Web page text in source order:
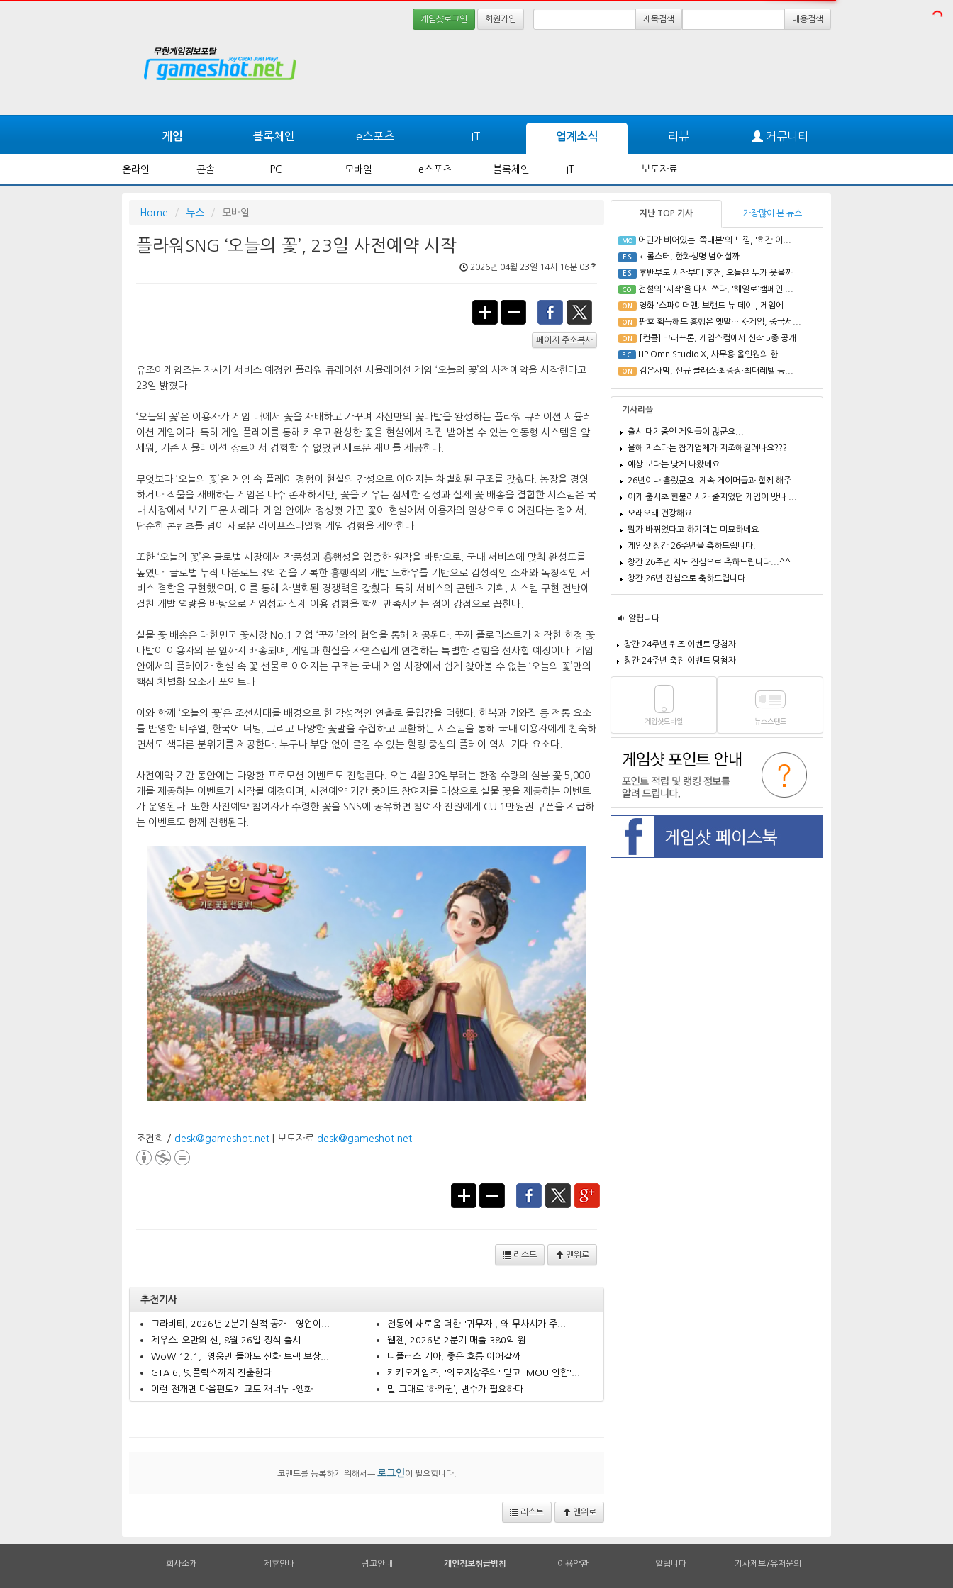
게임샷로그인 회원가입 제목검색 내용검색
게임 블록체인 e스포츠 IT 업계소식 리뷰 커뮤니티
온라인 콘솔 PC 모바일 e스포츠 블록체인 IT 보도자료
Home 뉴스 모바일
플라워SNG ‘오늘의 꽃’, 23일 사전예약 시작
2026년 04월 23일 14시 16분 03초
페이지 주소복사
유조이게임즈는 자사가 서비스 예정인 플라워 큐레이션 시뮬레이션 게임 ‘오늘의 꽃’의 사전예약을 시작한다고
23일 밝혔다.
‘오늘의 꽃’은 이용자가 게임 내에서 꽃을 재배하고 가꾸며 자신만의 꽃다발을 완성하는 플라워 큐레이션 시뮬레
이션 게임이다. 특히 게임 플레이를 통해 키우고 완성한 꽃을 현실에서 직접 받아볼 수 있는 연동형 시스템을 앞
세워, 기존 시뮬레이션 장르에서 경험할 수 없었던 새로운 재미를 제공한다.
무엇보다 ‘오늘의 꽃’은 게임 속 플레이 경험이 현실의 감성으로 이어지는 차별화된 구조를 갖췄다. 농장을 경영
하거나 작물을 재배하는 게임은 다수 존재하지만, 꽃을 키우는 섬세한 감성과 실제 꽃 배송을 결합한 시스템은 국
내 시장에서 보기 드문 사례다. 게임 안에서 정성껏 가꾼 꽃이 현실에서 이용자의 일상으로 이어진다는 점에서,
단순한 콘텐츠를 넘어 새로운 라이프스타일형 게임 경험을 제안한다.
또한 ‘오늘의 꽃’은 글로벌 시장에서 작품성과 흥행성을 입증한 원작을 바탕으로, 국내 서비스에 맞춰 완성도를
높였다. 글로벌 누적 다운로드 3억 건을 기록한 흥행작의 개발 노하우를 기반으로 감성적인 소재와 독창적인 서
비스 결합을 구현했으며, 이를 통해 차별화된 경쟁력을 갖췄다. 특히 서비스와 콘텐츠 기획, 시스템 구현 전반에
걸친 개발 역량을 바탕으로 게임성과 실제 이용 경험을 함께 만족시키는 점이 강점으로 꼽힌다.
실물 꽃 배송은 대한민국 꽃시장 No.1 기업 ‘꾸까’와의 협업을 통해 제공된다. 꾸까 플로리스트가 제작한 한정 꽃
다발이 이용자의 문 앞까지 배송되며, 게임과 현실을 자연스럽게 연결하는 특별한 경험을 선사할 예정이다. 게임
안에서의 플레이가 현실 속 꽃 선물로 이어지는 구조는 국내 게임 시장에서 쉽게 찾아볼 수 없는 ‘오늘의 꽃’만의
핵심 차별화 요소가 포인트다.
이와 함께 ‘오늘의 꽃’은 조선시대를 배경으로 한 감성적인 연출로 몰입감을 더했다. 한복과 기와집 등 전통 요소
를 반영한 비주얼, 한국어 더빙, 그리고 다양한 꽃말을 수집하고 교환하는 시스템을 통해 국내 이용자에게 친숙하
면서도 색다른 분위기를 제공한다. 누구나 부담 없이 즐길 수 있는 힐링 중심의 플레이 역시 기대 요소다.
사전예약 기간 동안에는 다양한 프로모션 이벤트도 진행된다. 오는 4월 30일부터는 한정 수량의 실물 꽃 5,000
개를 제공하는 이벤트가 시작될 예정이며, 사전예약 기간 중에도 참여자를 대상으로 실물 꽃을 제공하는 이벤트
가 운영된다. 또한 사전예약 참여자가 수령한 꽃을 SNS에 공유하면 참여자 전원에게 CU 1만원권 쿠폰을 지급하
는 이벤트도 함께 진행된다.
조건희 / desk@gameshot.net | 보도자료 desk@gameshot.net
리스트 맨위로
추천기사
그라비티, 2026년 2분기 실적 공개…영업이...
제우스: 오만의 신, 8월 26일 정식 출시
WoW 12.1, '영웅만 돌아도 신화 트랙 보상...
GTA 6, 넷플릭스까지 진출한다
이런 전개면 다음편도? '교토 재너두 -앵화...
전통에 새로움 더한 '귀무자', 왜 무사시가 주...
웹젠, 2026년 2분기 매출 380억 원
디플러스 기아, 좋은 흐름 이어갈까
카카오게임즈, '외모지상주의' 딛고 'MOU 연합'...
말 그대로 ‘하위권’, 변수가 필요하다
코멘트를 등록하기 위해서는 로그인이 필요합니다.
리스트 맨위로
지난 TOP 기사 가장많이 본 뉴스
MO 어딘가 비어있는 '쪽대본'의 느낌, '히간:이...
ES kt롤스터, 한화생명 넘어설까
ES 후반부도 시작부터 혼전, 오늘은 누가 웃을까
CO 전설의 '시작'을 다시 쓰다, '헤일로:캠페인 ...
ON 영화 '스파이더맨: 브랜드 뉴 데이', 게임에...
ON 판호 획득해도 흥행은 옛말… K-게임, 중국서...
ON [컨콜] 크래프톤, 게임스컴에서 신작 5종 공개
PC HP OmniStudio X, 사무용 올인원의 한...
ON 검은사막, 신규 클래스·최종장·최대레벨 등...
기사리플
출시 대기중인 게임들이 많군요...
올해 지스타는 참가업체가 저조해질려나요???
예상 보다는 낮게 나왔네요
26년이나 흘렀군요. 계속 게이머들과 함께 해주...
이게 출시초 환불러시가 줄지었던 게임이 맞나 ...
오래오래 건강해요
뭔가 바뀌었다고 하기에는 미묘하네요
게임샷 창간 26주년을 축하드립니다.
창간 26주년 저도 진심으로 축하드립니다...^^
창간 26년 진심으로 축하드립니다.
알립니다
창간 24주년 퀴즈 이벤트 당첨자
창간 24주년 축전 이벤트 당첨자
게임샷모바일 뉴스스탠드
회사소개 제휴안내 광고안내 개인정보취급방침 이용약관 알립니다 기사제보/유저문의